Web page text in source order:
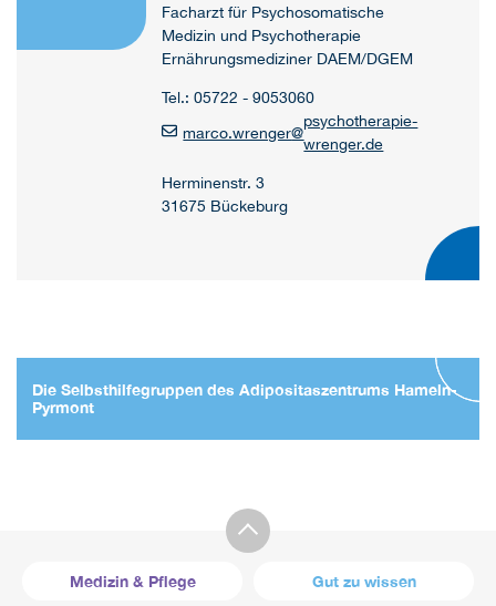
Facharzt für Psychosomatische
Medizin und Psychotherapie
Ernährungsmediziner DAEM/DGEM
Tel.: 05722 - 9053060
marco.wrenger@
psychotherapie-
wrenger.de
Herminenstr. 3
31675 Bückeburg
Die Selbsthilfegruppen des Adipositaszentrums Hameln-
Pyrmont
Medizin & Pflege Gut zu wissen